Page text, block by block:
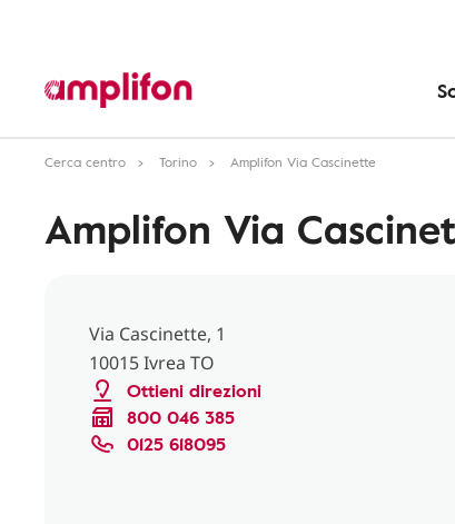
Cerca centro Torino Amplifon Via Cascinette
Amplifon Via
Via Cascinette, 1
10015 Ivrea TO
Ottieni direzioni
800 046 385
0125 618095